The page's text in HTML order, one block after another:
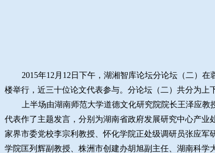
2015年12月12日下午，湖湘智库论坛分论坛（二）在
楼举行，近三十位论文代表参与。分论坛（二）共分为上
上半场由湖南师范大学道德文化研究院院长王泽应教
代表作了主题发言，分别为湖南省政府发展研究中心产业
家界市委党校李宗利教授、怀化学院正处级调研员张应军
学院匡列辉副教授、株洲市创建办胡旭副主任、湖南科学